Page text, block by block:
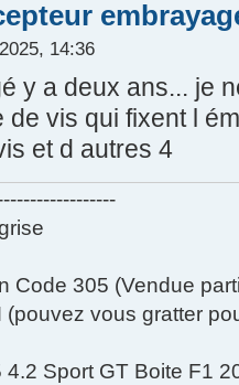
14:36
y a deux ans... je
de vis qui fixent l
et d autres 4
Code 305 (Vendue
vous gratter
Sport GT Boite F1